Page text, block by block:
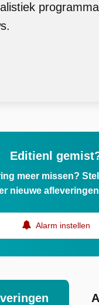
Editienl
meer missen?
nieuwe
Alarm instellen